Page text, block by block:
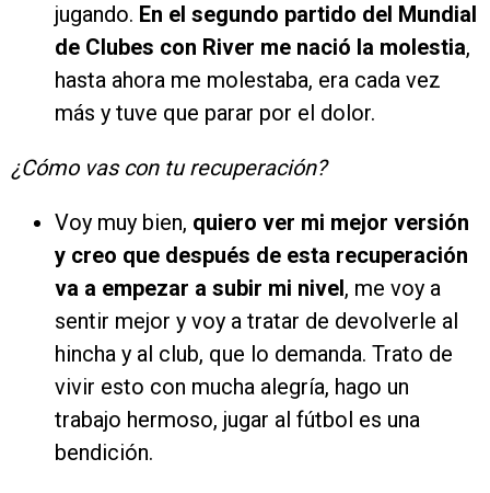
jugando. En el segundo partido del Mundial
de Clubes con River me nació la molestia,
hasta ahora me molestaba, era cada vez
más y tuve que parar por el dolor.
¿Cómo vas con tu recuperación?
Voy muy bien, quiero ver mi mejor versión
y creo que después de esta recuperación
va a empezar a subir mi nivel, me voy a
sentir mejor y voy a tratar de devolverle al
hincha y al club, que lo demanda. Trato de
vivir esto con mucha alegría, hago un
trabajo hermoso, jugar al fútbol es una
bendición.